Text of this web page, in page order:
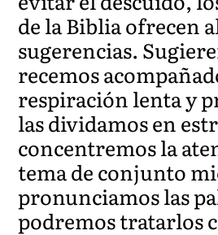
de la Biblia ofrecen
sugerencias.
recemos
respiración lenta y
las dividamos en
concentremos la
tema de conjunto
pronunciamos las
podremos tratarlos